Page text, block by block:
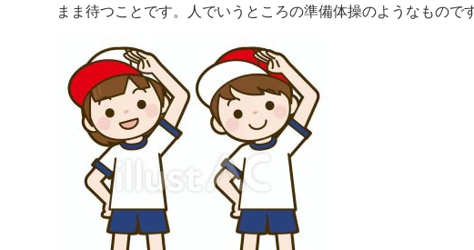
まま待つことです。人でいうところの準備体操のようなものです